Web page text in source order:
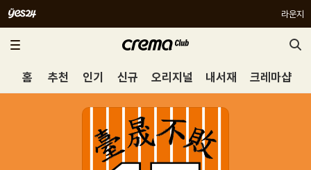
라운지
홈 추천 인기 신규 오리지널 내서재 크레마샵